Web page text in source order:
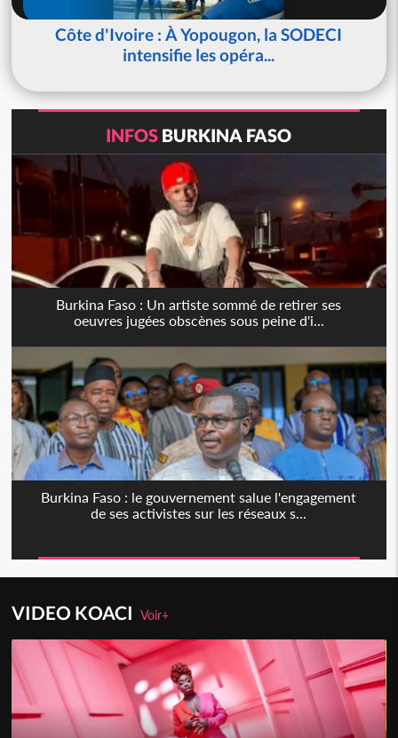
Côte d'Ivoire : À Yopougon, la SODECI
intensifie les opéra...
INFOS BURKINA FASO
Burkina Faso : Un artiste sommé de retirer ses
oeuvres jugées obscènes sous peine d'i...
Burkina Faso : le gouvernement salue l'engagement
de ses activistes sur les réseaux s...
VIDEO KOACIVoir+